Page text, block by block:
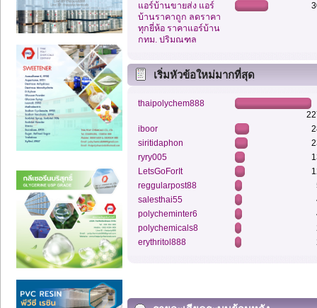
แอร์บ้านขายส่ง แอร์
บ้านราคาถูก ลดราคา
ทุกยี่ห้อ ราคาแอร์บ้าน
กทม. ปริมณฑล
เริ่มหัวข้อใหม่มากที่สุด
thaipolychem888
iboor
siritidaphon
ryry005
LetsGoForIt
reggularpost88
salesthai55
polycheminter6
polychemicals8
erythritol888